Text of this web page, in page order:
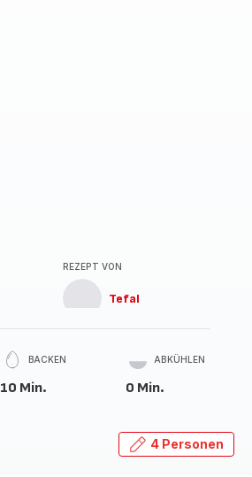
REZEPT VON
Tefal
BACKEN
10 Min.
ABKÜHLEN
0 Min.
4 Personen